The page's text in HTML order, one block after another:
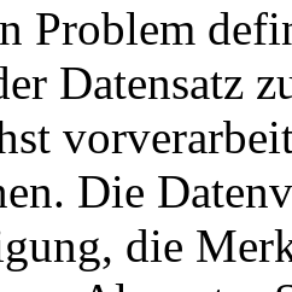
Problem
Datensatz
Die
die